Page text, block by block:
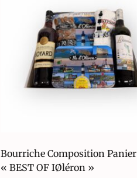
Bourriche Composition Panier
« BEST OF IØléron »